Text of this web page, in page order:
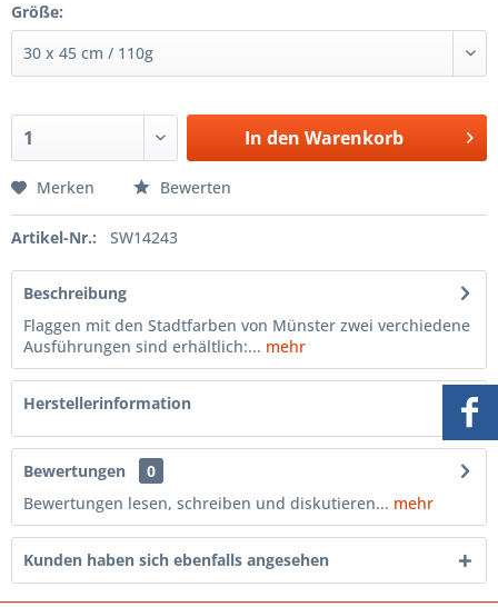
Größe:
In den Warenkorb
Merken Bewerten
Artikel-Nr.: SW14243
Beschreibung
Flaggen mit den Stadtfarben von Münster zwei verchiedene
Ausführungen sind erhältlich:... mehr
Herstellerinformation
Bewertungen
0
Bewertungen lesen, schreiben und diskutieren... mehr
Kunden haben sich ebenfalls angesehen